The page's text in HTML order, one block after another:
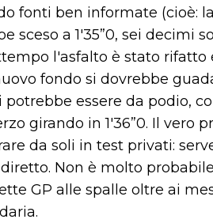
fonti ben informate (cioè:
sceso a 1'35”0, sei decimi
l'asfalto è stato
fondo si dovrebbe
potrebbe essere da podio,
girando in 1'36”0. Il
da soli in test privati:
Non è molto
GP alle spalle oltre ai